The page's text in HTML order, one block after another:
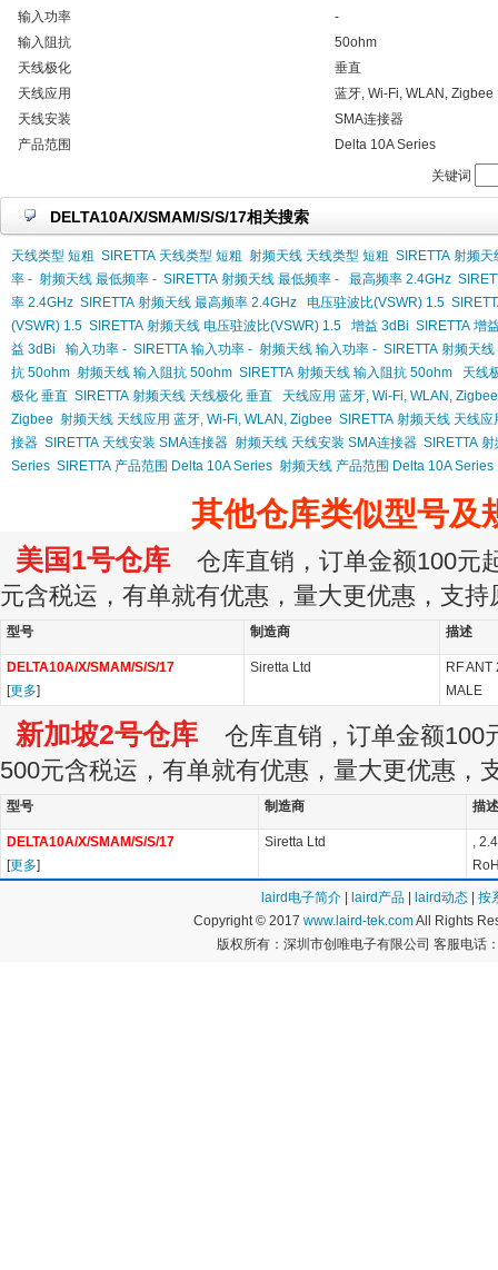
输入功率
-
输入阻抗
50ohm
天线极化
垂直
天线应用
蓝牙, Wi-Fi, WLAN, Zigbee
天线安装
SMA连接器
产品范围
Delta 10A Series
关键词
DELTA10A/X/SMAM/S/S/17相关搜索
天线类型 短粗 SIRETTA 天线类型 短粗 射频天线 天线类型 短粗 SIRETTA 射频
率 - 射频天线 最低频率 - SIRETTA 射频天线 最低频率 - 最高频率 2.4GHz
率 2.4GHz SIRETTA 射频天线 最高频率 2.4GHz 电压驻波比(VSWR) 1.5
(VSWR) 1.5 SIRETTA 射频天线 电压驻波比(VSWR) 1.5 增益 3dBi SIRETTA 增
益 3dBi
输入功率 - SIRETTA 输入功率 - 射频天线 输入功率 - SIRETTA 射频天
抗 50ohm 射频天线 输入阻抗 50ohm SIRETTA 射频天线 输入阻抗 50ohm
天线
极化 垂直 SIRETTA 射频天线 天线极化 垂直
天线应用 蓝牙, Wi-Fi, WLAN, Zigbee
Zigbee 射频天线 天线应用 蓝牙, Wi-Fi, WLAN, Zigbee SIRETTA 射频天线 天线
接器 SIRETTA 天线安装 SMA连接器 射频天线 天线安装 SMA连接器 SIRETTA
Series SIRETTA 产品范围 Delta 10A Series 射频天线 产品范围 Delta 10A Series
其他仓库类似型号及
美国1号仓库 仓库直销，订单金额100元
元含税运，有单就有优惠，量大更优惠，支持
型号 制造商 描述
DELTA10A/X/SMAM/S/S/17
[更多]
Siretta Ltd
RF ANT
MALE
新加坡2号仓库 仓库直销，订单金额100
500元含税运，有单就有优惠，量大更优惠，
型号 制造商 描述
DELTA10A/X/SMAM/S/S/17
[更多]
Siretta Ltd
,
laird电子简介 laird产品 laird动态
按
Copyright © 2017 www.laird-tek.comAll Rights
版权所有：深圳市创唯电子有限公司 客服电话